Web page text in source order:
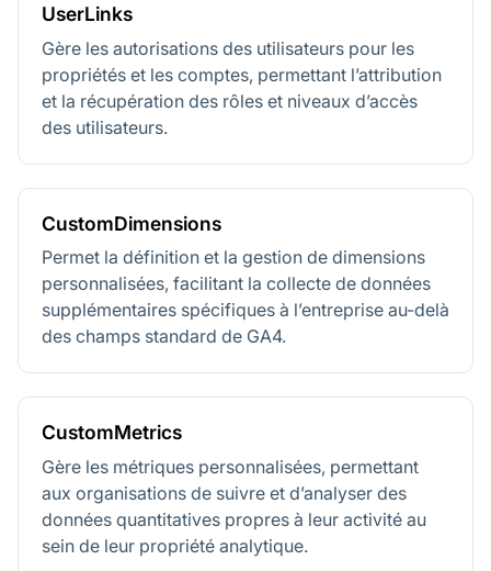
UserLinks
Gère les autorisations des utilisateurs pour les
propriétés et les comptes, permettant l’attribution
et la récupération des rôles et niveaux d’accès
des utilisateurs.
CustomDimensions
Permet la définition et la gestion de dimensions
personnalisées, facilitant la collecte de données
supplémentaires spécifiques à l’entreprise au-delà
des champs standard de GA4.
CustomMetrics
Gère les métriques personnalisées, permettant
aux organisations de suivre et d’analyser des
données quantitatives propres à leur activité au
sein de leur propriété analytique.